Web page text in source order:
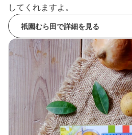
してくれますよ。
祇園むら田で詳細を見る